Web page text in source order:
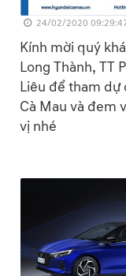
24/02/2020
Kính mời quý
Long Thành, TT
Liêu để tham dự
Cà Mau và đem
vị nhé